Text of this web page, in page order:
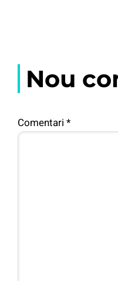
Nou
Comentari *